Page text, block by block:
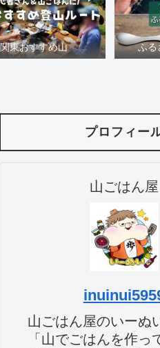
関東おすすめ山 ふる
プロフィー
山ごはん屋
山ごはん屋のいーぬ
「山でごはんを作っ